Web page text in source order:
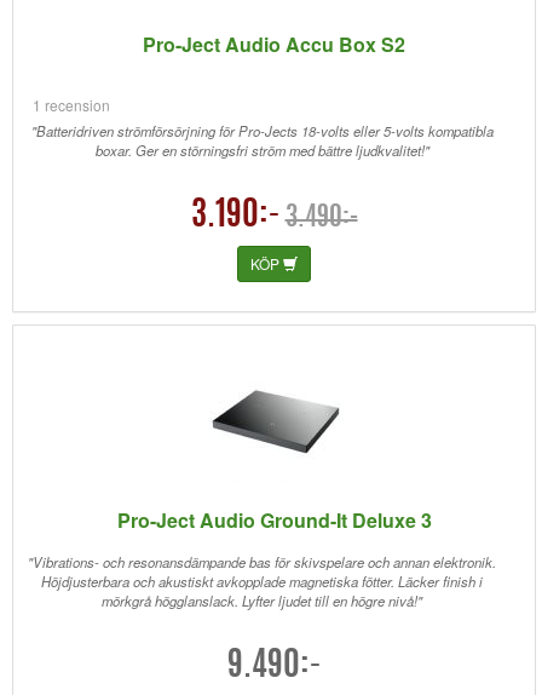
Pro-Ject Audio Accu Box S2
1 recension
"Batteridriven strömförsörjning för Pro-Jects 18-volts eller 5-volts kompatibla
boxar. Ger en störningsfri ström med bättre ljudkvalitet!"
3.190:- 3.490:-
KÖP
Pro-Ject Audio Ground-It Deluxe 3
"Vibrations- och resonansdämpande bas för skivspelare och annan elektronik.
Höjdjusterbara och akustiskt avkopplade magnetiska fötter. Läcker finish i
mörkgrå högglanslack. Lyfter ljudet till en högre nivå!"
9.490:-